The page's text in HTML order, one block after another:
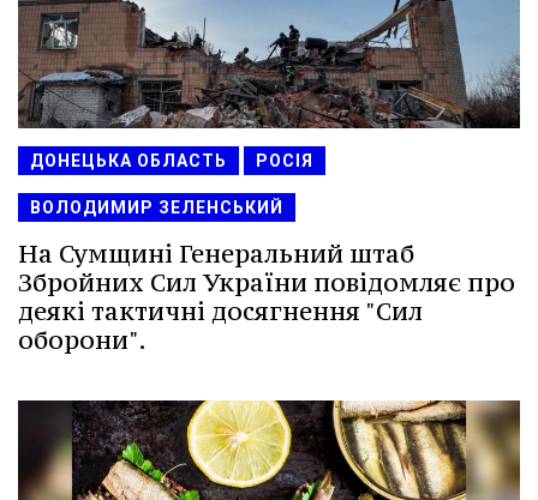
ДОНЕЦЬКА ОБЛАСТЬ РОСІЯ
ВОЛОДИМИР ЗЕЛЕНСЬКИЙ
На Сумщині Генеральний штаб
Збройних Сил України повідомляє про
деякі тактичні досягнення "Сил
оборони".